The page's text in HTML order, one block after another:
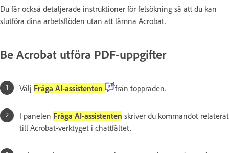
Du får också detaljerade instruktioner för felsökning så att du kan
slutföra dina arbetsflöden utan att lämna Acrobat.
Be Acrobat utföra PDF-uppgifter
Välj Fråga AI-assistenten från toppraden.
I panelen Fråga AI-assistenten skriver du kommandot relaterat
till Acrobat-verktyget i chattfältet.